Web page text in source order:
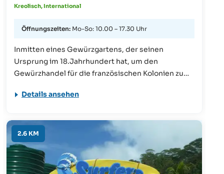
Kreolisch, International
Öffnungszeiten: Mo-So: 10.00 – 17.30 Uhr
Inmitten eines Gewürzgartens, der seinen
Ursprung im 18.Jahrhundert hat, um den
Gewürzhandel für die französischen Kolonien zu
du roi". Echte Naturliebhaber werden sich hier
Spaziergang durch die Botanik eine leckere und
aus garteneigenen Gewürzen zubereitete Mahlzeit
à la Carte genießen.
Details ansehen
2.6 KM